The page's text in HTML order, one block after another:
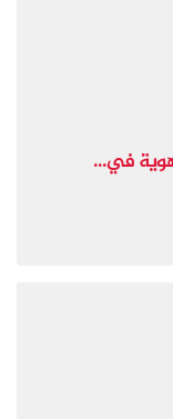
في...